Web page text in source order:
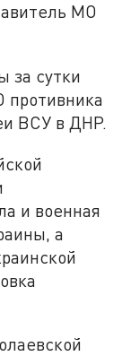
МО
за сутки
ВСУ в ДНР.
и военная
а